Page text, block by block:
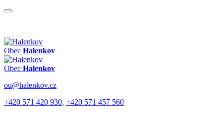
Obec Halenkov
Obec Halenkov
ou@halenkov.cz
+420 571 420 930, +420 571 457 560